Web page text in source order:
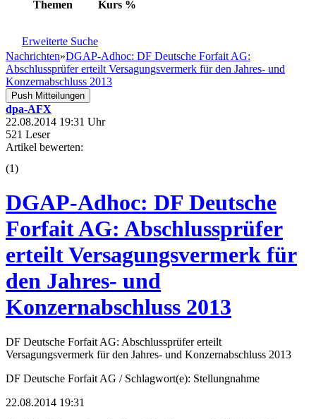
Themen Kurs %
Erweiterte Suche
Nachrichten»DGAP-Adhoc: DF Deutsche Forfait AG:
Abschlussprüfer erteilt Versagungsvermerk für den Jahres- und
Konzernabschluss 2013
Push Mitteilungen
dpa-AFX
22.08.2014 19:31 Uhr
521 Leser
Artikel bewerten:
(1)
DGAP-Adhoc: DF Deutsche
Forfait AG: Abschlussprüfer
erteilt Versagungsvermerk für
den Jahres- und
Konzernabschluss 2013
DF Deutsche Forfait AG: Abschlussprüfer erteilt
Versagungsvermerk für den Jahres- und Konzernabschluss 2013
DF Deutsche Forfait AG / Schlagwort(e): Stellungnahme
22.08.2014 19:31